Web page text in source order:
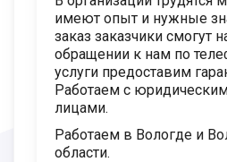
имеют опыт и нужные
заказ заказчики смогут
обращении к нам по
услуги предоставим
Работаем с
лицами.
Работаем в Вологде и
области.